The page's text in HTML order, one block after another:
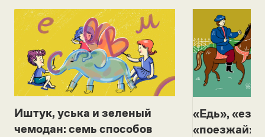
Иштук, уська и зеленый
чемодан: семь способов
«Едь»,
«поезжай»?